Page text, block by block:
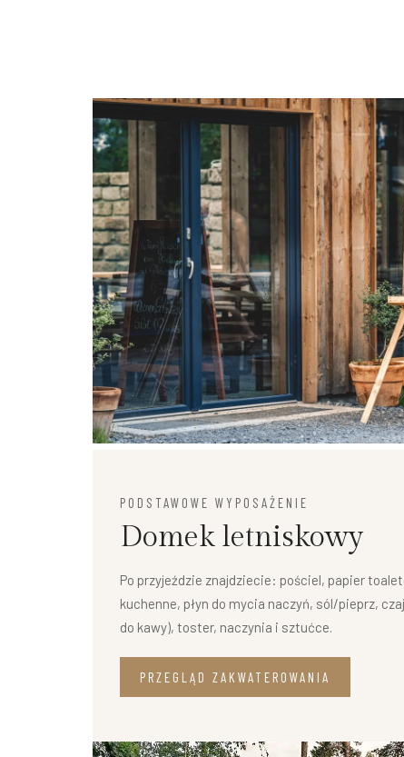
PODSTAWOWE WYPOSAŻENIE
Domek letniskowy
Po przyjeździe znajdziecie: pościel, papier
kuchenne, płyn do mycia naczyń, sól/pieprz,
do kawy), toster, naczynia i sztućce.
PRZEGLĄD ZAKWATEROWANIA